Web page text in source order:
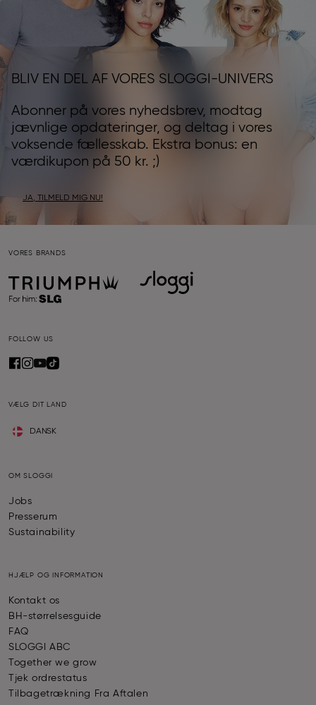
BLIV EN DEL AF VORES SLOGGI-UNIVERS
Abonner på vores nyhedsbrev, modtag
jævnlige opdateringer, og deltag i vores
voksende fællesskab. Ekstra bonus: en
værdikupon på 50 kr. ;)
JA, TILMELD MIG NU!
VORES BRANDS
FOLLOW US
VÆLG DIT LAND
DANSK
OM SLOGGI
Jobs
Presserum
Sustainability
HJÆLP OG INFORMATION
Kontakt os
BH-størrelsesguide
FAQ
SLOGGI ABC
Together we grow
Tjek ordrestatus
Tilbagetrækning Fra Aftalen